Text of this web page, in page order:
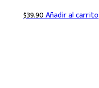
$39.90Añadir al carrito